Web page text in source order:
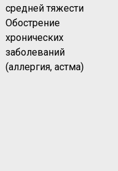
средней тяжести
Обострение
хронических
заболеваний
(аллергия, астма)